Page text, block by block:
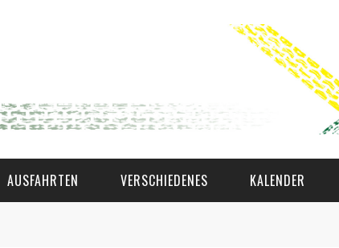
AUSFAHRTEN VERSCHIEDENES KALENDER